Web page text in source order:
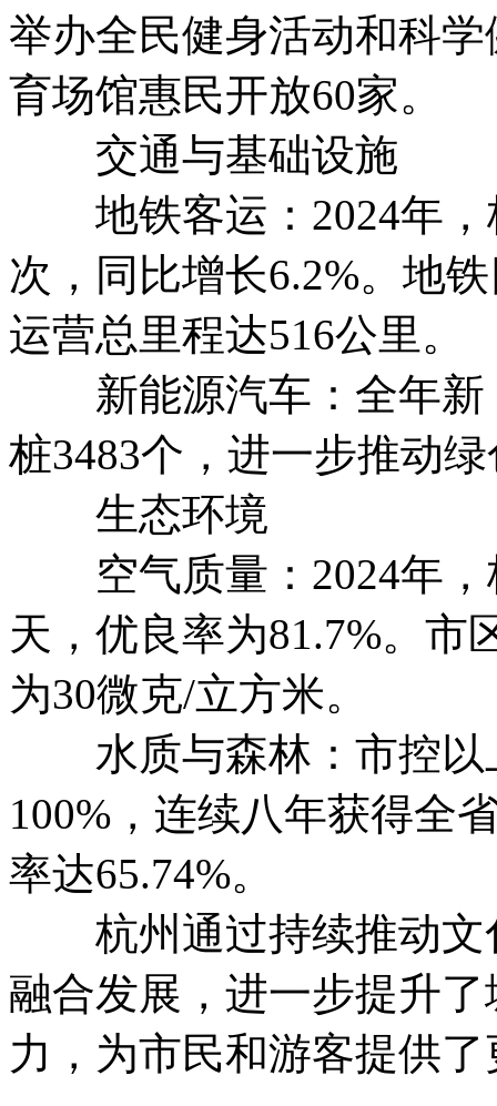
举办全民健身活动和科
育场馆惠民开放60家。
交通与基础设施
地铁客运：2024年，
次，同比增长6.2%。地
运营总里程达516公里。
新能源汽车：全年新
桩3483个，进一步推动
生态环境
空气质量：2024年，
天，优良率为81.7%。市
为30微克/立方米。
水质与森林：市控以
100%，连续八年获得全
率达65.74%。
杭州通过持续推动文
融合发展，进一步提升
力，为市民和游客提供